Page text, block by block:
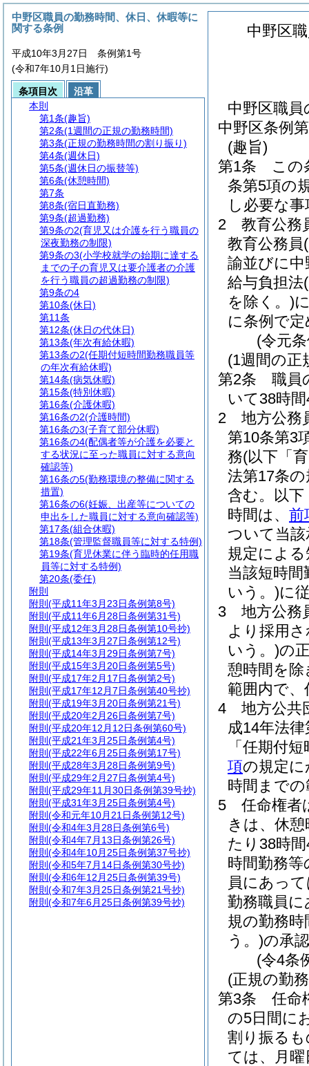
中野区
中野区職
中野区条例
(趣旨)
第1条
この
条第5項の
し必要な
2
教育公務
教育公務員
諭並びに中
給与負担法
を除く。)
に条例で
(令元
(1週間の正
第2条
職員
いて38時
2
地方公務
第10条第3
務(以下「
法第17条
含む。以下
時間は、 前
ついて当
規定によ
当該短時
いう。)に
3
地方公務
より採用
いう。)の
憩時間を
範囲内で
4
地方公共
成14年法律
「任期付
項の規定
時間まで
5
任命権者
きは、休
たり38時
時間勤務
員にあっ
勤務職員
規の勤務
う。)の承
(令4条
(正規の勤
第3条
任命
の5日間に
割り振る
ては、月
中野区職員の勤務時間、休日、休暇等に
関する条例
平成10年3月27日 条例第1号
(令和7年10月1日施行)
条項目次
沿革
本則
第1条(趣旨)
第2条(1週間の正規の勤務時間)
第3条(正規の勤務時間の割り振り)
第4条(週休日)
第5条(週休日の振替等)
第6条(休憩時間)
第7条
第8条(宿日直勤務)
第9条(超過勤務)
第9条の2(育児又は介護を行う職員の
深夜勤務の制限)
第9条の3(小学校就学の始期に達する
までの子の育児又は要介護者の介護
を行う職員の超過勤務の制限)
第9条の4
第10条(休日)
第11条
第12条(休日の代休日)
第13条(年次有給休暇)
第13条の2(任期付短時間勤務職員等
の年次有給休暇)
第14条(病気休暇)
第15条(特別休暇)
第16条(介護休暇)
第16条の2(介護時間)
第16条の3(子育て部分休暇)
第16条の4(配偶者等が介護を必要と
する状況に至った職員に対する意向
確認等)
第16条の5(勤務環境の整備に関する
措置)
第16条の6(妊娠、出産等についての
申出をした職員に対する意向確認等)
第17条(組合休暇)
第18条(管理監督職員等に対する特例)
第19条(育児休業に伴う臨時的任用職
員等に対する特例)
第20条(委任)
附則
附則 (平成11年3月23日条例第8号)
附則 (平成11年6月28日条例第31号)
附則 (平成12年3月28日条例第10号抄)
附則 (平成13年3月27日条例第12号)
附則 (平成14年3月29日条例第7号)
附則 (平成15年3月20日条例第5号)
附則 (平成17年2月17日条例第2号)
附則 (平成17年12月7日条例第40号抄)
附則 (平成19年3月20日条例第21号)
附則 (平成20年2月26日条例第7号)
附則 (平成20年12月12日条例第60号)
附則 (平成21年3月25日条例第4号)
附則 (平成22年6月25日条例第17号)
附則 (平成28年3月28日条例第9号)
附則 (平成29年2月27日条例第4号)
附則 (平成29年11月30日条例第39号抄)
附則 (平成31年3月25日条例第4号)
附則 (令和元年10月21日条例第12号)
附則 (令和4年3月28日条例第6号)
附則 (令和4年7月13日条例第26号)
附則 (令和4年10月25日条例第37号抄)
附則 (令和5年7月14日条例第30号抄)
附則 (令和6年12月25日条例第39号)
附則 (令和7年3月25日条例第21号抄)
附則 (令和7年6月25日条例第39号抄)